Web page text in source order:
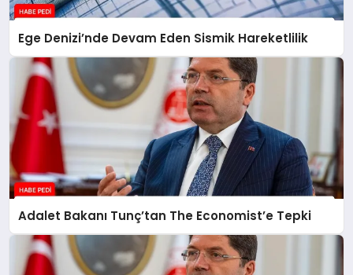
Ege Denizi’nde Devam Eden Sismik Hareketlilik
Adalet Bakanı Tunç’tan The Economist’e Tepki